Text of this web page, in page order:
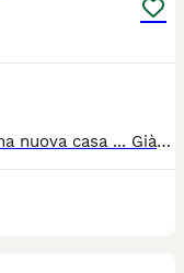
Due gattini siberiani nati il 1 maggio cercano una nuova casa ... Già microcippati e vaccinati. Mangiano e fanno i loro bisogni in lettiera da quando hanno 1 mese. Sono cresciuti tra i bambini quindi molto socievoli e affettuosi.